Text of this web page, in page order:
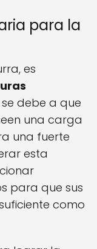
para la
es
se debe a que
una carga
una fuerte
esta
para que sus
como